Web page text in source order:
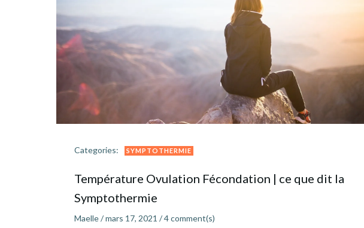
Categories: SYMPTOTHERMIE
Température Ovulation Fécondation | ce que dit la
Symptothermie
Maelle/mars 17, 2021 /4comment(s)